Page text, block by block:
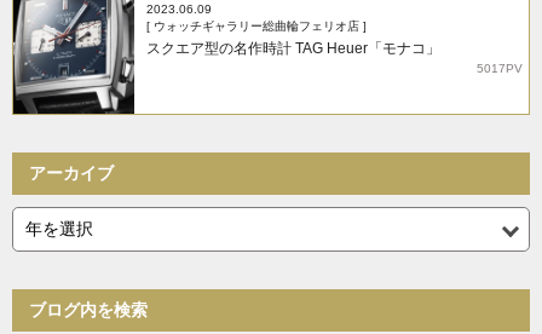
2023.06.09
[ ウォッチギャラリー総曲輪フェリオ店 ]
スクエア型の名作時計 TAG Heuer「モナコ」
5017PV
アーカイブ
ブログ内を検索